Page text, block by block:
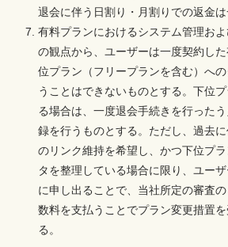
退会に伴う日割り・月割りでの返金は
有料プランにおけるシステム管理お
の観点から、ユーザーは一度契約し
位プラン（フリープランを含む）へ
うことはできないものとする。下位
る場合は、一度退会手続きを行った
録を行うものとする。ただし、過去
のリンク維持を希望し、かつ下位プ
タを整理している場合に限り、ユー
に申し出ることで、当社所定の審査
数料を支払うことでプラン変更措置
る。